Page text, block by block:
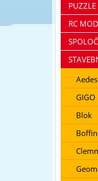
PUZZLE
RC
GIGO
Blok
Boffin